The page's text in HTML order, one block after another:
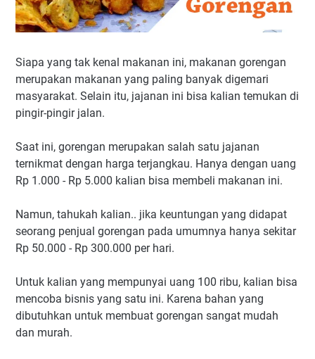
Siapa yang tak kenal makanan ini, makanan gorengan
merupakan makanan yang paling banyak digemari
masyarakat. Selain itu, jajanan ini bisa kalian temukan di
pingir-pingir jalan.
Saat ini, gorengan merupakan salah satu jajanan
ternikmat dengan harga terjangkau. Hanya dengan uang
Rp 1.000 - Rp 5.000 kalian bisa membeli makanan ini.
Namun, tahukah kalian.. jika keuntungan yang didapat
seorang penjual gorengan pada umumnya hanya sekitar
Rp 50.000 - Rp 300.000 per hari.
Untuk kalian yang mempunyai uang 100 ribu, kalian bisa
mencoba bisnis yang satu ini. Karena bahan yang
dibutuhkan untuk membuat gorengan sangat mudah
dan murah.